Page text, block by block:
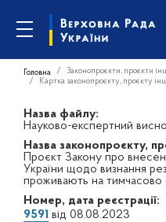
Головна Законопроєкти, проєкти
Картка законопроєкту, проєкту
Назва файлу:
Науково-експертний
Назва законопроєкту,
Проєкт Закону про
України щодо визнання
проживають на тимчасово
Номер, дата реєстрації:
9591 від 08.08.2023